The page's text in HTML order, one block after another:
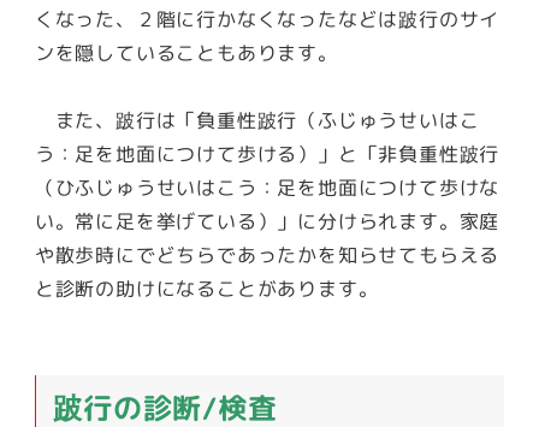
くなった、２階に行かなくなったなどは跛行のサイ
ンを隠していることもあります。
また、跛行は「負重性跛行（ふじゅうせいはこ
う：足を地面につけて歩ける）」と「非負重性跛行
（ひふじゅうせいはこう：足を地面につけて歩けな
い。常に足を挙げている）」に分けられます。家庭
や散歩時にでどちらであったかを知らせてもらえる
と診断の助けになることがあります。
跛行の診断/検査